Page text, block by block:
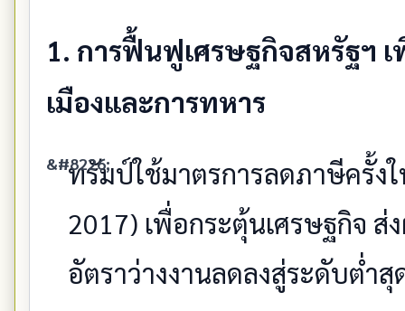
1. การฟื้นฟูเศรษฐกิจสหรัฐฯ เ
เมืองและการทหาร
ทรัมป์ใช้มาตรการลดภาษีครั้ง
2017) เพื่อกระตุ้นเศรษฐกิจ ส่
อัตราว่างงานลดลงสู่ระดับต่ำ